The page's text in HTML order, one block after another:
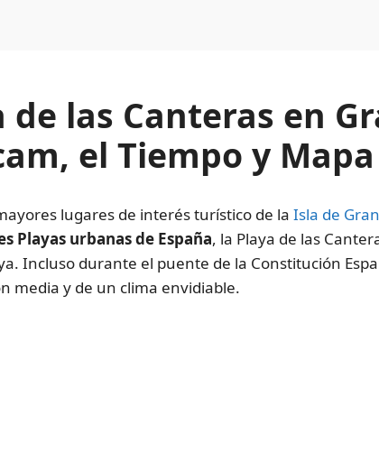
de las Canteras en
el Tiempo y Mapa
lugares de interés turístico de la Isla de
Playas urbanas de España, la Playa de las
Incluso durante el puente de la Constitución
media y de un clima envidiable.